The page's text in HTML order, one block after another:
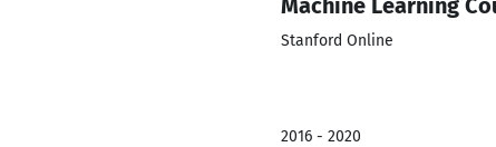
Machine Learning
Stanford Online
2016 - 2020